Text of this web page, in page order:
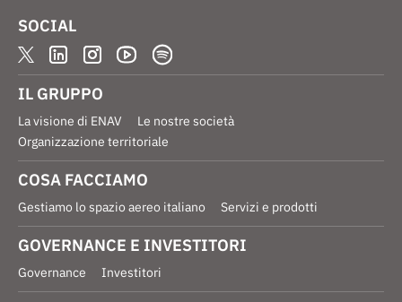
SOCIAL
IL GRUPPO
La visione di ENAV
Le nostre società
Organizzazione territoriale
COSA FACCIAMO
Gestiamo lo spazio aereo italiano Servizi e prodotti
GOVERNANCE E INVESTITORI
Governance Investitori